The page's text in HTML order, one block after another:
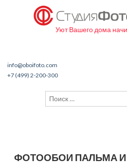
Уют Вашего дома
info@oboifoto.com
+7 (499) 2-200-300
ФОТООБОИ ПАЛЬМА И